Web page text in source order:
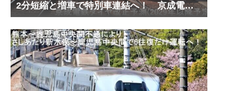
2分短縮と増車で特別車連結へ！ 京成電鉄
ダイヤ改正予測(2029年以降予定)